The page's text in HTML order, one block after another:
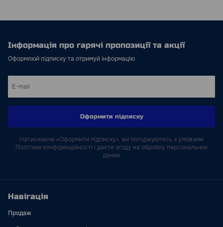
Інформація про гарячі пропозиції та акції
Оформлюй підписку та отримуй інформацію
Оформити підписку
Натискаючи «Оформити підписку», ви погоджуютесь з умовами
Політики конфіденційності і даєте згоду на обробку персональних
даних
Навігація
Продаж